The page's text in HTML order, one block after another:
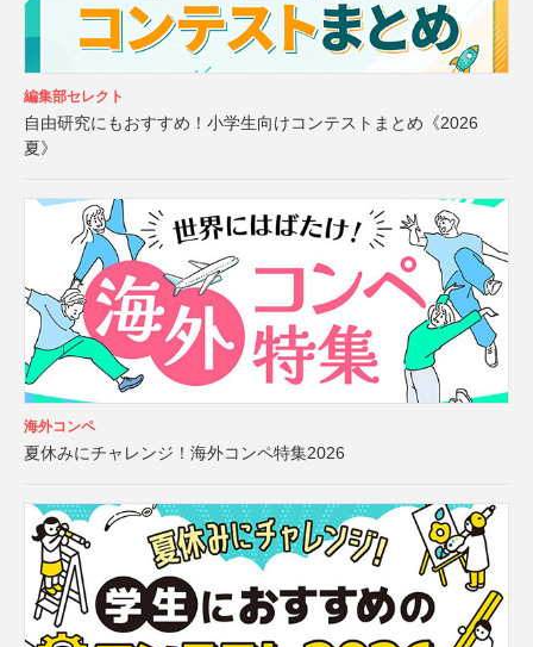
編集部セレクト
自由研究にもおすすめ！小学生向けコンテストまとめ《2026
夏》
海外コンペ
夏休みにチャレンジ！海外コンペ特集2026